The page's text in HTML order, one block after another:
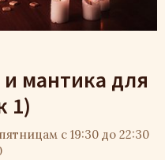
мантика для
1)
с 19:30 до 22:30